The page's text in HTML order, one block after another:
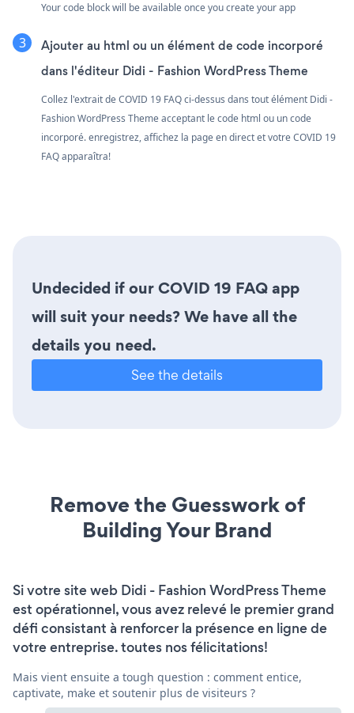
Your code block will be available once you create your app
Ajouter au html ou un élément de code incorporé
dans l'éditeur Didi - Fashion WordPress Theme
Collez l'extrait de COVID 19 FAQ ci-dessus dans tout élément Didi -
Fashion WordPress Theme acceptant le code html ou un code
incorporé. enregistrez, affichez la page en direct et votre COVID 19
FAQ apparaîtra!
Undecided if our COVID 19 FAQ app
will suit your needs? We have all the
details you need.
See the details
Remove the Guesswork of
Building Your Brand
Si votre site web Didi - Fashion WordPress Theme
est opérationnel, vous avez relevé le premier grand
défi consistant à renforcer la présence en ligne de
votre entreprise. toutes nos félicitations!
Mais vient ensuite a tough question : comment entice,
captivate, make et soutenir plus de visiteurs ?